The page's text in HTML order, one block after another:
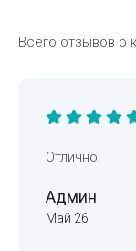
Всего отзывов о
Отлично!
Админ
Май 26